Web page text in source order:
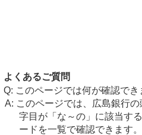
よくあるご質問
このページでは何が確認でき
このページでは、広島銀行
字目が「な～の」に該当す
ードを一覧で確認できます